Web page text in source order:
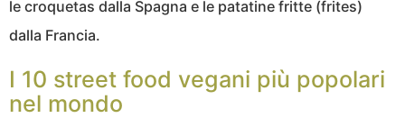
le croquetas dalla Spagna e le patatine fritte (frites)
dalla Francia.
I 10 street food vegani più popolari
nel mondo